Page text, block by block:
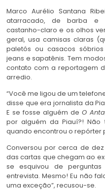
Marco Aurélio Santana
atarracado, de barba e
castanho-claro e os olhos
geral, usa camisas claras
paletós ou casacos
jeans e sapatênis. Tem
contato com a reportagem
arredio.
“Você me ligou de um
disse que era jornalista da
E se fosse alguém de O
por alguém da Piauí?! Não
quando encontrou o repórter
Conversou por cerca de
das cartas que chegam ao
se esquivou de
entrevista. Mesmo! Eu não
uma exceção”, recusou-se.